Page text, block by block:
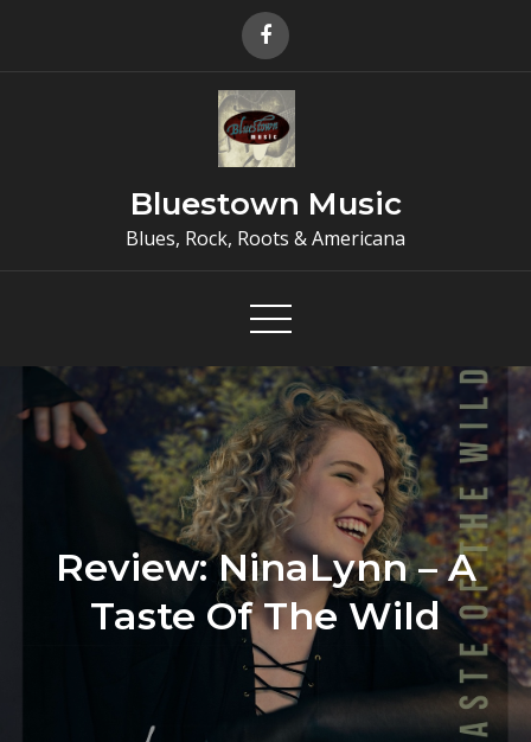
Bluestown Music
Blues, Rock, Roots & Americana
Review: NinaLynn – A
Taste Of The Wild